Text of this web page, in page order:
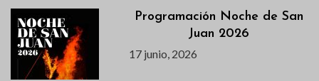
Programación Noche de San
Juan 2026
17 junio, 2026